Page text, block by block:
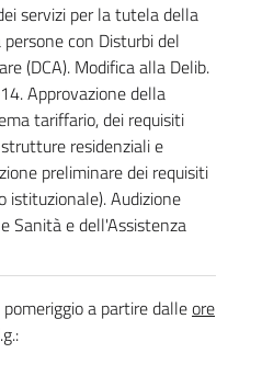
servizi per la tutela della
con Disturbi del
(DCA). Modifica alla Delib.
Approvazione della
tariffario, dei requisiti
residenziali e
preliminare dei requisiti
istituzionale). Audizione
Sanità e dell'Assistenza
a partire dalleore